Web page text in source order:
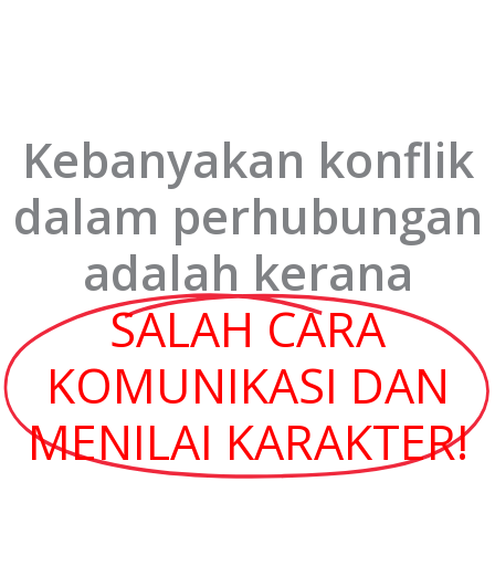
Kebanyakan konflik
dalam perhubungan
adalah kerana
SALAH CARA
KOMUNIKASI DAN
MENILAI KARAKTER!